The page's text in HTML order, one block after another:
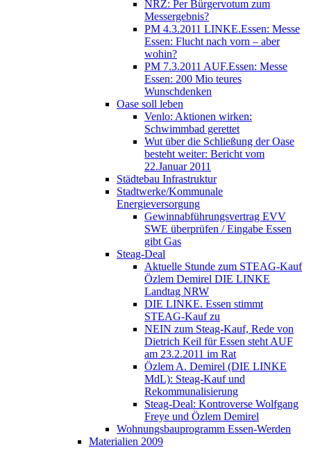
NRZ: Per Bürgervotum zum
Messergebnis?
PM 4.3.2011 LINKE.Essen: Messe
Essen: Flucht nach vorn – aber
wohin?
PM 7.3.2011 AUF.Essen: Messe
Essen: 200 Mio teures
Wunschdenken
Oase soll leben
Venlo: Aktionen wirken:
Schwimmbad gerettet
Wut über die Schließung der Oase
besteht weiter: Bericht vom
22.Januar 2011
Städtebau Infrastruktur
Stadtwerke/Kommunale
Energieversorgung
Gewinnabführungsvertrag EVV
SWE überprüfen / Eingabe Essen
gibt Gas
Steag-Deal
Aktuelle Stunde zum STEAG-Kauf
Özlem Demirel DIE LINKE
Landtag NRW
DIE LINKE. Essen stimmt
STEAG-Kauf zu
NEIN zum Steag-Kauf, Rede von
Dietrich Keil für Essen steht AUF
am 23.2.2011 im Rat
Özlem A. Demirel (DIE LINKE
MdL): Steag-Kauf und
Rekommunalisierung
Steag-Deal: Kontroverse Wolfgang
Freye und Özlem Demirel
Wohnungsbauprogramm Essen-Werden
Materialien 2009